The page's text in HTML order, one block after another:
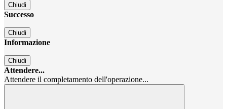
Chiudi
Successo
Chiudi
Informazione
Chiudi
Attendere...
Attendere il completamento dell'operazione...